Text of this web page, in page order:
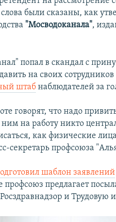
были сказаны, как
"Мосводоканала",
попал в скандал с
на своих
штаб наблюдателей за
говорят, что надо
на работу никто
как физические
секретарь профсоюза
шаблон заявлений
профсоюз предлагает
и Трудовую